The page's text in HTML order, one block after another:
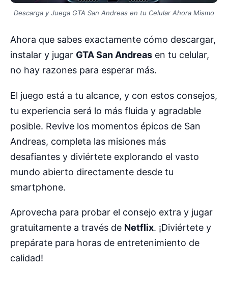
Descarga y Juega GTA San Andreas en tu Celular Ahora Mismo
Ahora que sabes exactamente cómo descargar,
instalar y jugar GTA San Andreas en tu celular,
no hay razones para esperar más.
El juego está a tu alcance, y con estos consejos,
tu experiencia será lo más fluida y agradable
posible. Revive los momentos épicos de San
Andreas, completa las misiones más
desafiantes y diviértete explorando el vasto
mundo abierto directamente desde tu
smartphone.
Aprovecha para probar el consejo extra y jugar
gratuitamente a través de Netflix. ¡Diviértete y
prepárate para horas de entretenimiento de
calidad!